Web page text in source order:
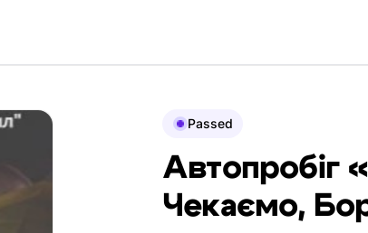
Passed
Автопробіг
Чекаємо,